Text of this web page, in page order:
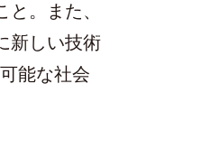
。また、
新しい技術
能な社会